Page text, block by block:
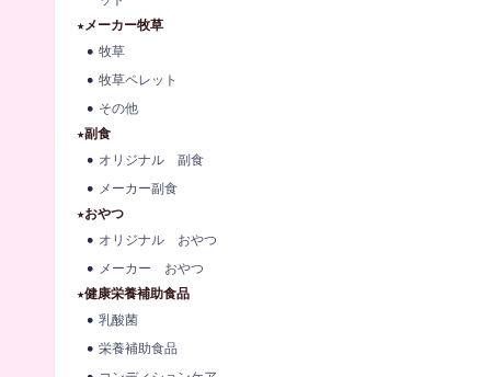
★メーカー牧草
牧草
牧草ペレット
その他
★副食
オリジナル 副食
メーカー副食
★おやつ
オリジナル おやつ
メーカー おやつ
★健康栄養補助食品
乳酸菌
栄養補助食品